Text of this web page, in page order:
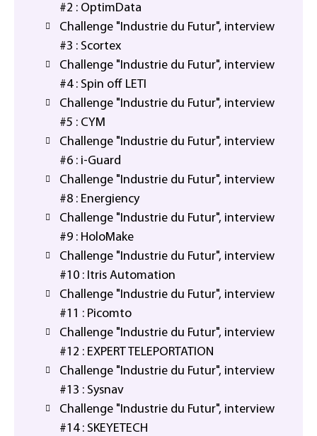
#2 : OptimData
Challenge "Industrie du Futur", interview
#3 : Scortex
Challenge "Industrie du Futur", interview
#4 : Spin off LETI
Challenge "Industrie du Futur", interview
#5 : CYM
Challenge "Industrie du Futur", interview
#6 : i-Guard
Challenge "Industrie du Futur", interview
#8 : Energiency
Challenge "Industrie du Futur", interview
#9 : HoloMake
Challenge "Industrie du Futur", interview
#10 : Itris Automation
Challenge "Industrie du Futur", interview
#11 : Picomto
Challenge "Industrie du Futur", interview
#12 : EXPERT TELEPORTATION
Challenge "Industrie du Futur", interview
#13 : Sysnav
Challenge "Industrie du Futur", interview
#14 : SKEYETECH